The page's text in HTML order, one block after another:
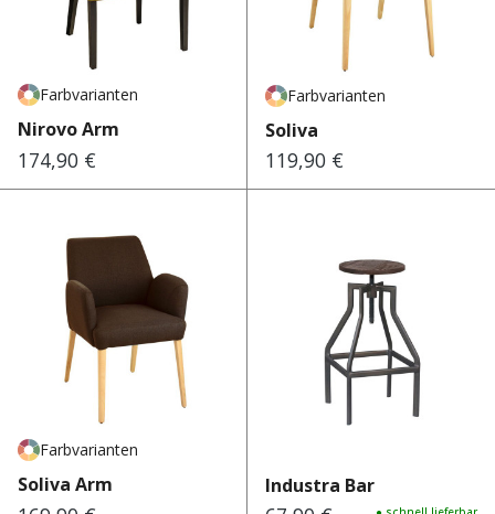
Farbvarianten
Nirovo Arm
Regulärer Preis:
174,90 €
Farbvarianten
Soliva
Regulärer Preis:
119,90 €
Farbvarianten
Soliva Arm Industra Bar